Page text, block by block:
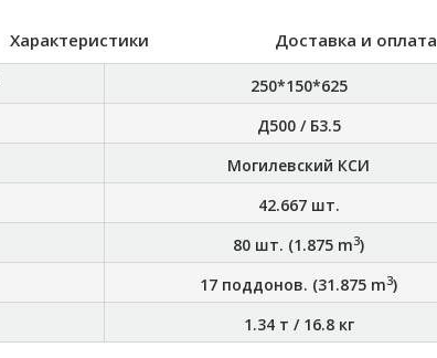
Характеристики Доставка и оплата
250*150*625
Д500 / Б3.5
Могилевский КСИ
42.667шт.
80 шт. (1.875 m3)
17 поддонов. (31.875 m3)
1.34 т / 16.8 кг